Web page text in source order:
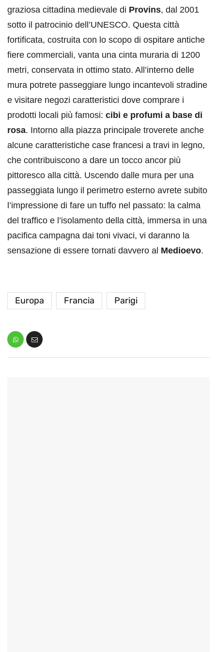
graziosa cittadina medievale di Provins, dal 2001
sotto il patrocinio dell’UNESCO. Questa città
fortificata, costruita con lo scopo di ospitare antiche
fiere commerciali, vanta una cinta muraria di 1200
metri, conservata in ottimo stato. All’interno delle
mura potrete passeggiare lungo incantevoli stradine
e visitare negozi caratteristici dove comprare i
prodotti locali più famosi: cibi e profumi a base di
rosa. Intorno alla piazza principale troverete anche
alcune caratteristiche case francesi a travi in legno,
che contribuiscono a dare un tocco ancor più
pittoresco alla città. Uscendo dalle mura per una
passeggiata lungo il perimetro esterno avrete subito
l’impressione di fare un tuffo nel passato: la calma
del traffico e l’isolamento della città, immersa in una
pacifica campagna dai toni vivaci, vi daranno la
sensazione di essere tornati davvero al Medioevo.
Europa Francia Parigi